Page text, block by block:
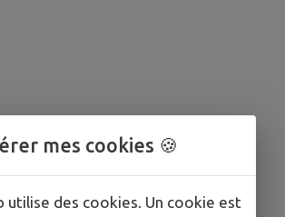
mes cookies 🍪
utilise des cookies. Un cookie est